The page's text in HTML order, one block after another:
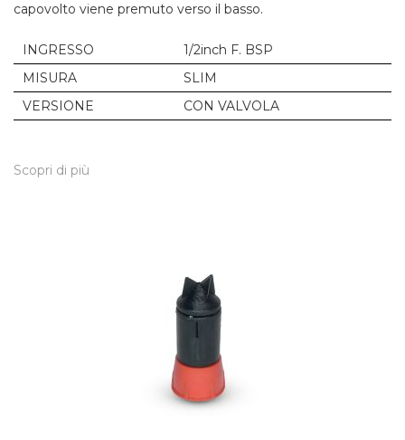
capovolto viene premuto verso il basso.
INGRESSO
1/2inch F. BSP
MISURA
SLIM
VERSIONE
CON VALVOLA
Scopri di più